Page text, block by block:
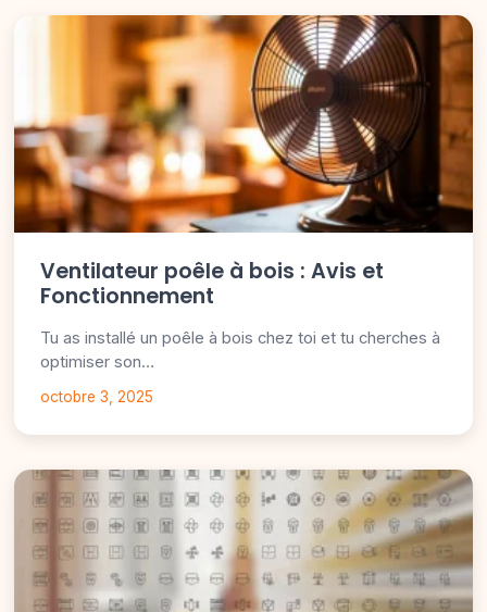
Ventilateur poêle à bois : Avis et
Fonctionnement
Tu as installé un poêle à bois chez toi et tu cherches à
optimiser son…
octobre 3, 2025